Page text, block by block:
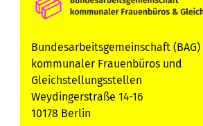
Bundesarbeitsgemeinschaft (BAG)
kommunaler Frauenbüros und
Gleichstellungsstellen
Weydingerstraße 14-16
10178 Berlin